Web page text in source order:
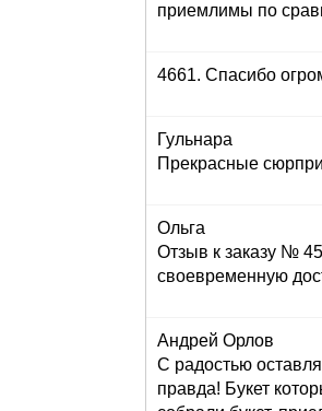
приемлимы по
4661. Спасибо
Гульнара
Прекрасные
Ольга
Отзыв к заказу №
своевременную
Андрей Орлов
С радостью
правда! Букет